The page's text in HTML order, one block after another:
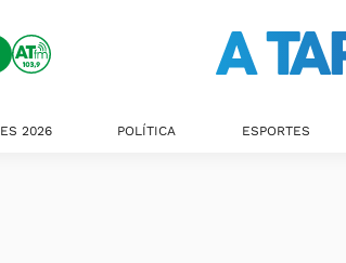
2026 POLÍTICA ESPORTES